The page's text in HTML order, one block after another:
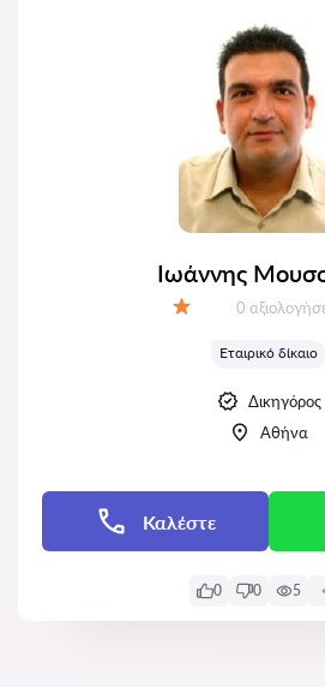
Ιωάννης
0
Εταιρικό δίκαιο
Δικηγόρος
Αθήνα
Καλέστε
0 0 5